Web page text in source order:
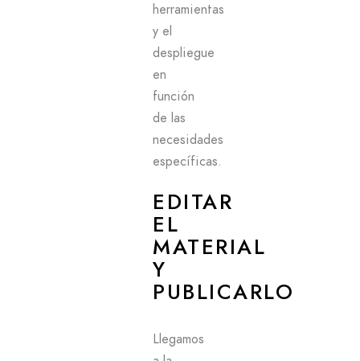
herramientas
y el
despliegue
en
función
de las
necesidades
específicas.
EDITAR
EL
MATERIAL
Y
PUBLICARLO
Llegamos